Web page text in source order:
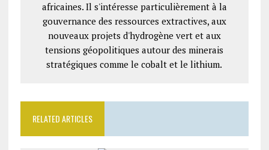
africaines. Il s'intéresse particulièrement à la
gouvernance des ressources extractives, aux
nouveaux projets d'hydrogène vert et aux
tensions géopolitiques autour des minerais
stratégiques comme le cobalt et le lithium.
RELATED ARTICLES